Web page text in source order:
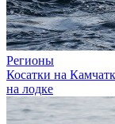
Регионы
Косатки на
на лодке